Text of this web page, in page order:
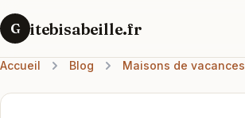
G itebisabeille.fr
Accueil Blog Maisons de vacances